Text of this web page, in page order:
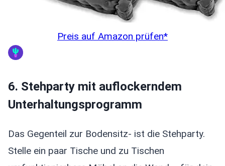
Preis auf Amazon prüfen*
6. Stehparty mit auflockerndem
Unterhaltungsprogramm
Das Gegenteil zur Bodensitz- ist die Stehparty.
Stelle ein paar Tische und zu Tischen